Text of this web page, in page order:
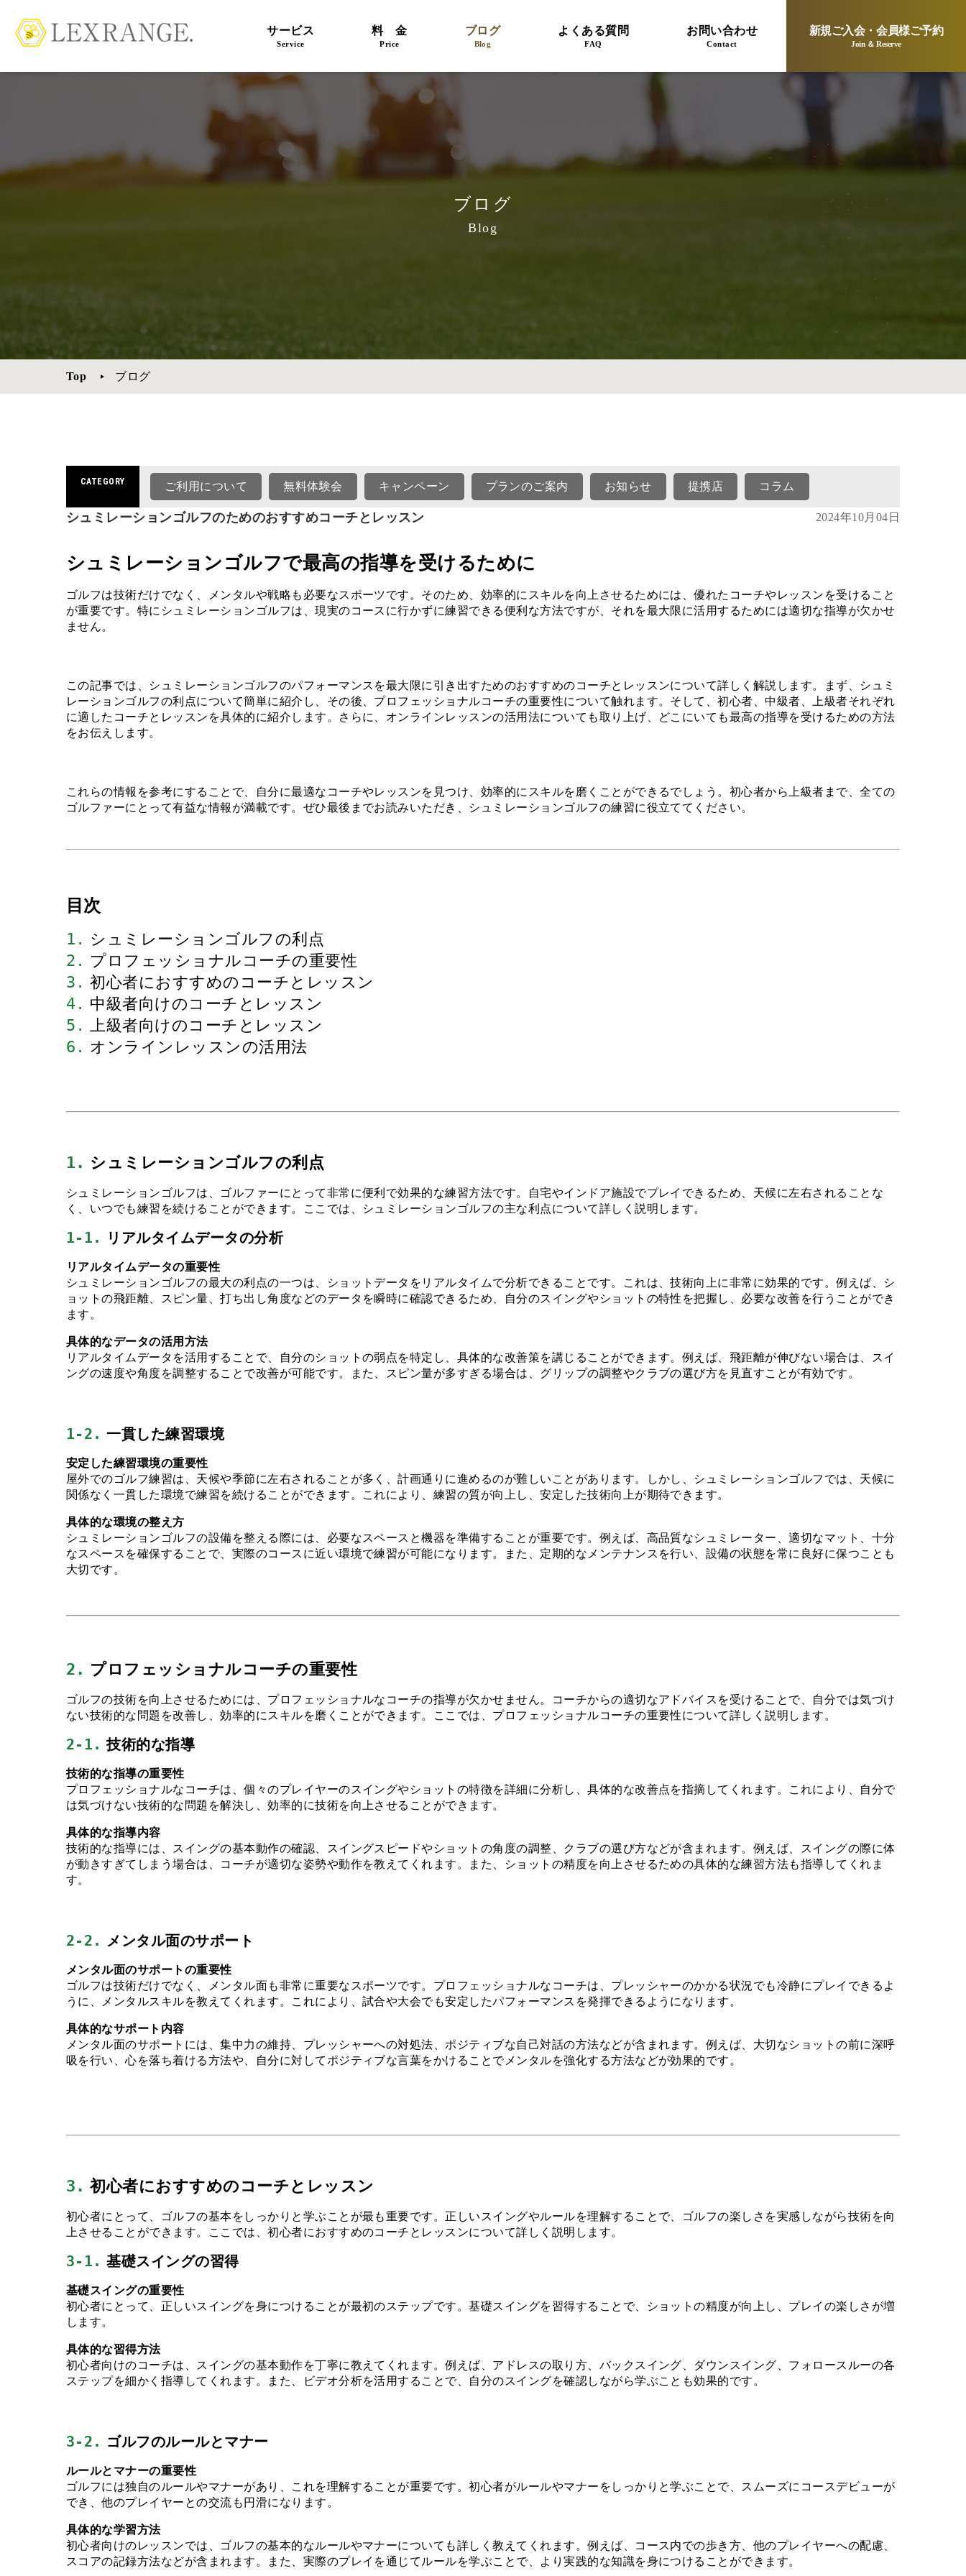
サービス
Service
料 金
Price
ブログ
Blog
よくある質問
FAQ
お問い合わせ
Contact
新規ご入会・会員様ご予約
Join ＆ Reserve
ブログ
Blog
Top ブログ
CATEGORY ご利用について 無料体験会 キャンペーン プランのご案内 お知らせ 提携店 コラム
シュミレーションゴルフのためのおすすめコーチとレッスン 2024年10月04日
シュミレーションゴルフで最高の指導を受けるために
ゴルフは技術だけでなく、メンタルや戦略も必要なスポーツです。そのため、効率的にスキルを向上させるためには、優れたコーチやレッスンを受けること
が重要です。特にシュミレーションゴルフは、現実のコースに行かずに練習できる便利な方法ですが、それを最大限に活用するためには適切な指導が欠かせ
ません。
この記事では、シュミレーションゴルフのパフォーマンスを最大限に引き出すためのおすすめのコーチとレッスンについて詳しく解説します。まず、シュミ
レーションゴルフの利点について簡単に紹介し、その後、プロフェッショナルコーチの重要性について触れます。そして、初心者、中級者、上級者それぞれ
に適したコーチとレッスンを具体的に紹介します。さらに、オンラインレッスンの活用法についても取り上げ、どこにいても最高の指導を受けるための方法
をお伝えします。
これらの情報を参考にすることで、自分に最適なコーチやレッスンを見つけ、効率的にスキルを磨くことができるでしょう。初心者から上級者まで、全ての
ゴルファーにとって有益な情報が満載です。ぜひ最後までお読みいただき、シュミレーションゴルフの練習に役立ててください。
目次
1. シュミレーションゴルフの利点
2. プロフェッショナルコーチの重要性
3. 初心者におすすめのコーチとレッスン
4. 中級者向けのコーチとレッスン
5. 上級者向けのコーチとレッスン
6. オンラインレッスンの活用法
1. シュミレーションゴルフの利点
シュミレーションゴルフは、ゴルファーにとって非常に便利で効果的な練習方法です。自宅やインドア施設でプレイできるため、天候に左右されることな
く、いつでも練習を続けることができます。ここでは、シュミレーションゴルフの主な利点について詳しく説明します。
1-1. リアルタイムデータの分析
リアルタイムデータの重要性
シュミレーションゴルフの最大の利点の一つは、ショットデータをリアルタイムで分析できることです。これは、技術向上に非常に効果的です。例えば、シ
ョットの飛距離、スピン量、打ち出し角度などのデータを瞬時に確認できるため、自分のスイングやショットの特性を把握し、必要な改善を行うことができ
ます。
具体的なデータの活用方法
リアルタイムデータを活用することで、自分のショットの弱点を特定し、具体的な改善策を講じることができます。例えば、飛距離が伸びない場合は、スイ
ングの速度や角度を調整することで改善が可能です。また、スピン量が多すぎる場合は、グリップの調整やクラブの選び方を見直すことが有効です。
1-2. 一貫した練習環境
安定した練習環境の重要性
屋外でのゴルフ練習は、天候や季節に左右されることが多く、計画通りに進めるのが難しいことがあります。しかし、シュミレーションゴルフでは、天候に
関係なく一貫した環境で練習を続けることができます。これにより、練習の質が向上し、安定した技術向上が期待できます。
具体的な環境の整え方
シュミレーションゴルフの設備を整える際には、必要なスペースと機器を準備することが重要です。例えば、高品質なシュミレーター、適切なマット、十分
なスペースを確保することで、実際のコースに近い環境で練習が可能になります。また、定期的なメンテナンスを行い、設備の状態を常に良好に保つことも
大切です。
2. プロフェッショナルコーチの重要性
ゴルフの技術を向上させるためには、プロフェッショナルなコーチの指導が欠かせません。コーチからの適切なアドバイスを受けることで、自分では気づけ
ない技術的な問題を改善し、効率的にスキルを磨くことができます。ここでは、プロフェッショナルコーチの重要性について詳しく説明します。
2-1. 技術的な指導
技術的な指導の重要性
プロフェッショナルなコーチは、個々のプレイヤーのスイングやショットの特徴を詳細に分析し、具体的な改善点を指摘してくれます。これにより、自分で
は気づけない技術的な問題を解決し、効率的に技術を向上させることができます。
具体的な指導内容
技術的な指導には、スイングの基本動作の確認、スイングスピードやショットの角度の調整、クラブの選び方などが含まれます。例えば、スイングの際に体
が動きすぎてしまう場合は、コーチが適切な姿勢や動作を教えてくれます。また、ショットの精度を向上させるための具体的な練習方法も指導してくれま
す。
2-2. メンタル面のサポート
メンタル面のサポートの重要性
ゴルフは技術だけでなく、メンタル面も非常に重要なスポーツです。プロフェッショナルなコーチは、プレッシャーのかかる状況でも冷静にプレイできるよ
うに、メンタルスキルを教えてくれます。これにより、試合や大会でも安定したパフォーマンスを発揮できるようになります。
具体的なサポート内容
メンタル面のサポートには、集中力の維持、プレッシャーへの対処法、ポジティブな自己対話の方法などが含まれます。例えば、大切なショットの前に深呼
吸を行い、心を落ち着ける方法や、自分に対してポジティブな言葉をかけることでメンタルを強化する方法などが効果的です。
3. 初心者におすすめのコーチとレッスン
初心者にとって、ゴルフの基本をしっかりと学ぶことが最も重要です。正しいスイングやルールを理解することで、ゴルフの楽しさを実感しながら技術を向
上させることができます。ここでは、初心者におすすめのコーチとレッスンについて詳しく説明します。
3-1. 基礎スイングの習得
基礎スイングの重要性
初心者にとって、正しいスイングを身につけることが最初のステップです。基礎スイングを習得することで、ショットの精度が向上し、プレイの楽しさが増
します。
具体的な習得方法
初心者向けのコーチは、スイングの基本動作を丁寧に教えてくれます。例えば、アドレスの取り方、バックスイング、ダウンスイング、フォロースルーの各
ステップを細かく指導してくれます。また、ビデオ分析を活用することで、自分のスイングを確認しながら学ぶことも効果的です。
3-2. ゴルフのルールとマナー
ルールとマナーの重要性
ゴルフには独自のルールやマナーがあり、これを理解することが重要です。初心者がルールやマナーをしっかりと学ぶことで、スムーズにコースデビューが
でき、他のプレイヤーとの交流も円滑になります。
具体的な学習方法
初心者向けのレッスンでは、ゴルフの基本的なルールやマナーについても詳しく教えてくれます。例えば、コース内での歩き方、他のプレイヤーへの配慮、
スコアの記録方法などが含まれます。また、実際のプレイを通じてルールを学ぶことで、より実践的な知識を身につけることができます。